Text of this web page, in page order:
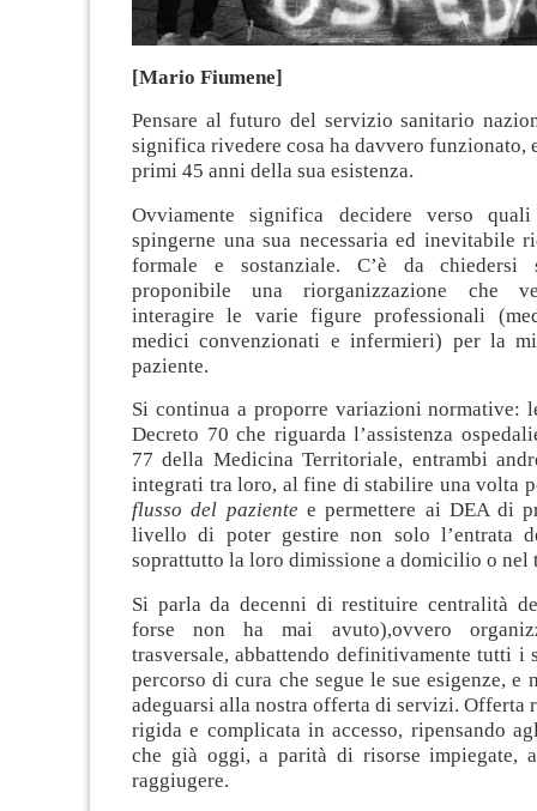
[Mario Fiumene]
Pensare al futuro del servizio sanitario
significa rivedere cosa ha davvero funzionato,
primi 45 anni della sua esistenza.
Ovviamente significa decidere verso
spingerne una sua necessaria ed inevitabile
formale e sostanziale. C’è da chiedersi
proponibile una riorganizzazione che
interagire le varie figure professionali
medici convenzionati e infermieri) per la
paziente.
Si continua a proporre variazioni normative:
Decreto 70 che riguarda l’assistenza
77 della Medicina Territoriale, entrambi
integrati tra loro, al fine di stabilire una volta
flusso del paziente e permettere ai DEA di
livello di poter gestire non solo l’entrata
soprattutto la loro dimissione a domicilio o nel
Si parla da decenni di restituire centralità
forse non ha mai avuto),ovvero
trasversale, abbattendo definitivamente tutti i
percorso di cura che segue le sue esigenze, e
adeguarsi alla nostra offerta di servizi. Offerta
rigida e complicata in accesso, ripensando
che già oggi, a parità di risorse impiegate,
raggiugere.